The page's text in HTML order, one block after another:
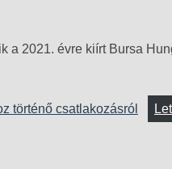
a 2021. évre kiírt Bursa
történő csatlakozásról